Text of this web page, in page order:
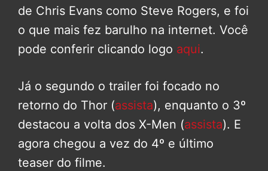
de Chris Evans como Steve Rogers, e foi
o que mais fez barulho na internet. Você
pode conferir clicando logo aqui.
Já o segundo o trailer foi focado no
retorno do Thor (assista), enquanto o 3º
destacou a volta dos X-Men (assista). E
agora chegou a vez do 4º e último
teaser do filme.